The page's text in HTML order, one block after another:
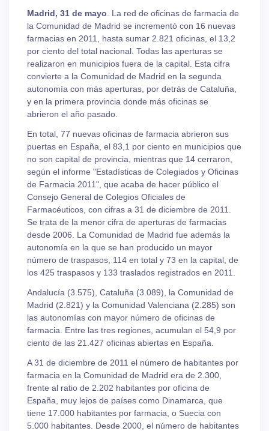
Madrid, 31 de mayo . La red de oficinas de farmacia de
la Comunidad de Madrid se incrementó con 16 nuevas
farmacias en 2011, hasta sumar 2.821 oficinas, el 13,2
por ciento del total nacional. Todas las aperturas se
realizaron en municipios fuera de la capital. Esta cifra
convierte a la Comunidad de Madrid en la segunda
autonomía con más aperturas, por detrás de Cataluña,
y en la primera provincia donde más oficinas se
abrieron el año pasado.
En total, 77 nuevas oficinas de farmacia abrieron sus
puertas en España, el 83,1 por ciento en municipios que
no son capital de provincia, mientras que 14 cerraron,
según el informe "Estadísticas de Colegiados y Oficinas
de Farmacia 2011", que acaba de hacer público el
Consejo General de Colegios Oficiales de
Farmacéuticos, con cifras a 31 de diciembre de 2011.
Se trata de la menor cifra de aperturas de farmacias
desde 2006. La Comunidad de Madrid fue además la
autonomía en la que se han producido un mayor
número de traspasos, 114 en total y 73 en la capital, de
los 425 traspasos y 133 traslados registrados en 2011.
Andalucía (3.575), Cataluña (3.089), la Comunidad de
Madrid (2.821) y la Comunidad Valenciana (2.285) son
las autonomías con mayor número de oficinas de
farmacia. Entre las tres regiones, acumulan el 54,9 por
ciento de las 21.427 oficinas abiertas en España.
A 31 de diciembre de 2011 el número de habitantes por
farmacia en la Comunidad de Madrid era de 2.300,
frente al ratio de 2.202 habitantes por oficina de
España, muy lejos de países como Dinamarca, que
tiene 17.000 habitantes por farmacia, o Suecia con
5.000 habitantes. Desde 2000, el número de habitantes